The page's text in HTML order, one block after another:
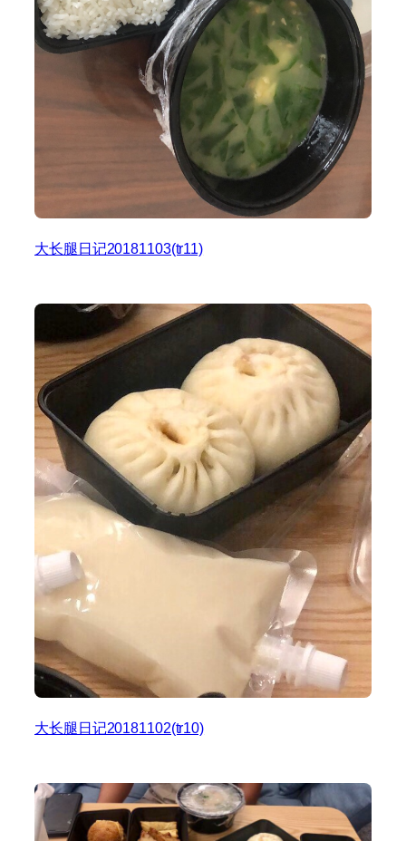
大长腿日记20181103(tr11)
大长腿日记20181102(tr10)